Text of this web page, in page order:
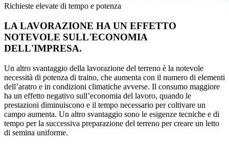
Richieste elevate di tempo e potenza
LA LAVORAZIONE HA UN EFFETTO
NOTEVOLE SULL'ECONOMIA
DELL'IMPRESA.
Un altro svantaggio della lavorazione del terreno è la notevole
necessità di potenza di traino, che aumenta con il numero di elementi
dell’aratro e in condizioni climatiche avverse. Il consumo maggiore
ha un effetto negativo sull’economia del lavoro, quando le
prestazioni diminuiscono e il tempo necessario per coltivare un
campo aumenta. Un altro svantaggio sono le esigenze tecniche e di
tempo per la successiva preparazione del terreno per creare un letto
di semina uniforme.